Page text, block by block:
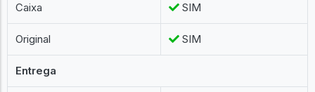
Caixa SIM
Original SIM
Entrega